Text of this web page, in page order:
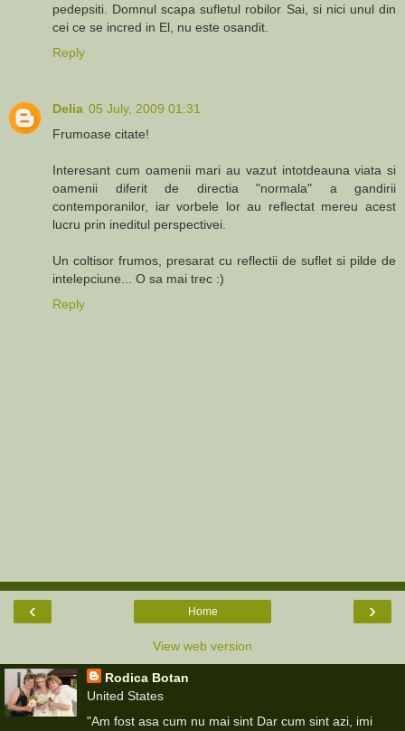
pedepsiti. Domnul scapa sufletul robilor Sai, si nici unul din
cei ce se incred in El, nu este osandit.
Reply
Delia 05 July, 2009 01:31
Frumoase citate!
Interesant cum oamenii mari au vazut intotdeauna viata si
oamenii diferit de directia "normala" a gandirii
contemporanilor, iar vorbele lor au reflectat mereu acest
lucru prin ineditul perspectivei.
Un coltisor frumos, presarat cu reflectii de suflet si pilde de
intelepciune... O sa mai trec :)
Reply
‹ ›
Home
View web version
Rodica Botan
United States
"Am fost asa cum nu mai sint Dar cum sint azi, imi